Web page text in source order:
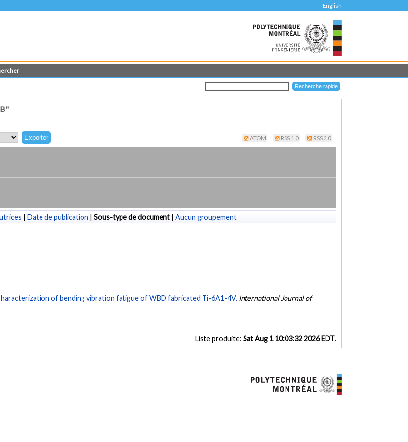
English
ATOM RSS 1.0 RSS 2.0
| Date de publication | Sous-type de document | Aucun groupement
of bending vibration fatigue of WBD fabricated Ti-6A1-4V. International Journal of
Liste produite: Sat Aug 1 10:03:32 2026 EDT.